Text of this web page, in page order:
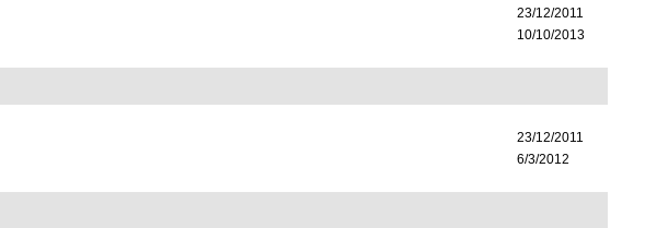
23/12/2011
10/10/2013
23/12/2011
6/3/2012